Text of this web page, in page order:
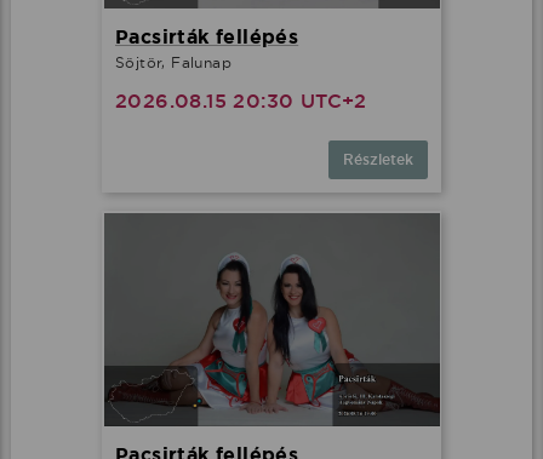
Pacsirták fellépés
Söjtör, Falunap
2026.08.15 20:30 UTC+2
Részletek